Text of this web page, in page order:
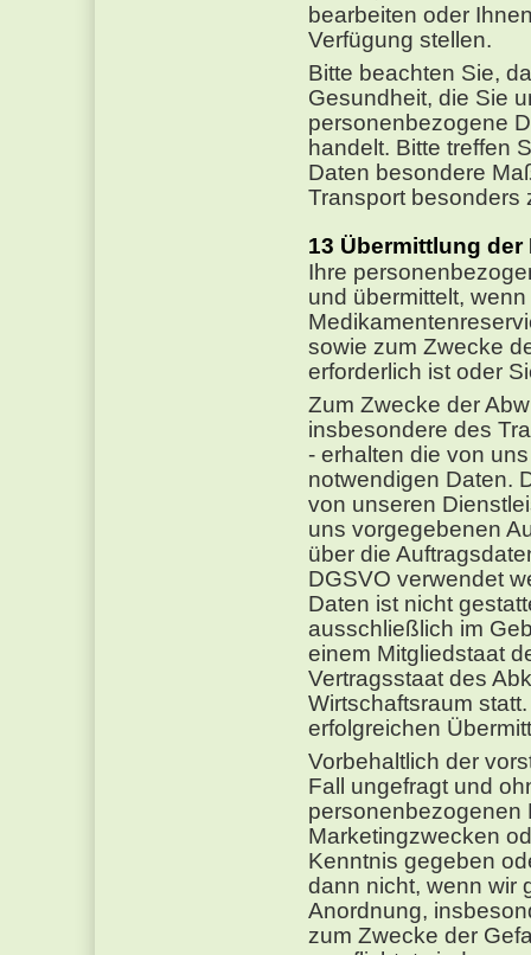
bearbeiten oder
Verfügung stellen.
Bitte beachten Sie,
Gesundheit, die Sie
personenbezogene
handelt. Bitte treffen
Daten besondere
Transport besonders
Übermittlung der
Ihre
und übermittelt,
sowie zum Zwecke
erforderlich ist oder
Zum Zwecke der
insbesondere des
- erhalten die von
notwendigen Daten.
von unseren
uns vorgegebenen
über die
DGSVO verwendet
Daten ist nicht
ausschließlich im
einem Mitgliedstaat
Vertragsstaat des
Wirtschaftsraum
erfolgreichen
Vorbehaltlich der
Fall ungefragt und
personenbezogenen
Marketingzwecken
Kenntnis gegeben
dann nicht, wenn wir
Anordnung,
zum Zwecke der